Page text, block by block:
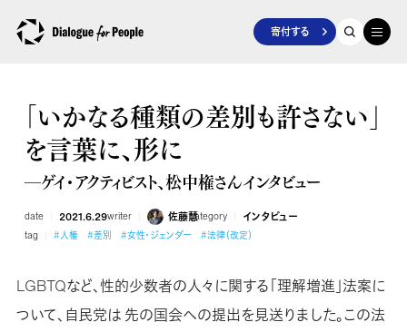
寄付する
「いかなる種類の差別も許さない」
を言葉に、形に
―ゲイ・アクティビスト、松中権さんインタビュー
date 2021.6.29writer 佐藤慧category インタビュー
tag #人権 #差別 #女性・ジェンダー #法律（改定）
LGBTQなど、性的少数者の人々に関する「理解増進」法案に
ついて、自民党は先の国会への提出を見送りました。この法